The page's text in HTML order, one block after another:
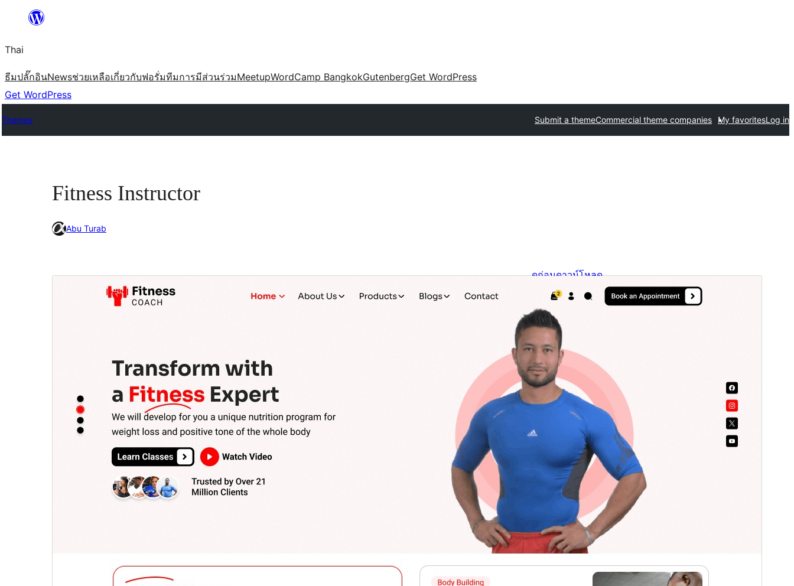
ยัง
เนื้อหา
Thai
ธีมปลั๊กอินNewsช่วยเหลือเกี่ยวกับฟอรั่มทีมการมีส่วนร่วมMeetupWordCamp BangkokGutenbergGet WordPress
Get WordPress
Themes Submit a themeCommercial theme companies My favoritesLog in
Fitness Instructor
Abu Turab
ดูก่อนดาวน์โหลด
Last updated
Active installations
WordPress version
PHP version
Theme homepage